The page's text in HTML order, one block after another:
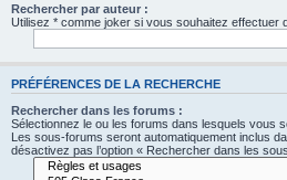
Rechercher par auteur :
Utilisez * comme joker si vous souhaitez effectuer
PRÉFÉRENCES DE LA RECHERCHE
Rechercher dans les forums :
Sélectionnez le ou les forums dans lesquels vous
Les sous-forums seront automatiquement inclus
désactivez pas l’option « Rechercher dans les